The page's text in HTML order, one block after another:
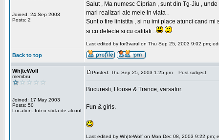
Joined: 24 Sep 2003
Posts: 2
Salut , Ma numesc Ciprian , sunt din Tg-Jiu ,
mari realizari ale mele in viata .
Sunt o fire linistita , si nu imi place atunci cand
si cu defecte si cu calitati ..
Last edited by for3varul on Thu Sep 25, 2003 9:02 pm;
Back to top
Wh|teWolf
membru
Joined: 17 May 2003
Posts: 50
Location: Intr-o sticla de alcool
Posted: Thu Sep 25, 2003 1:25 pm Post subject:
Bucuresti, House & Trance, varsator.
Fun & girls.
Last edited by Wh|teWolf on Mon Dec 08, 2003 9:22 pm;